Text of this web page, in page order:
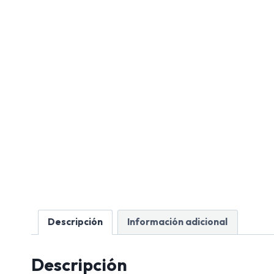
Descripción Información adicional
Descripción